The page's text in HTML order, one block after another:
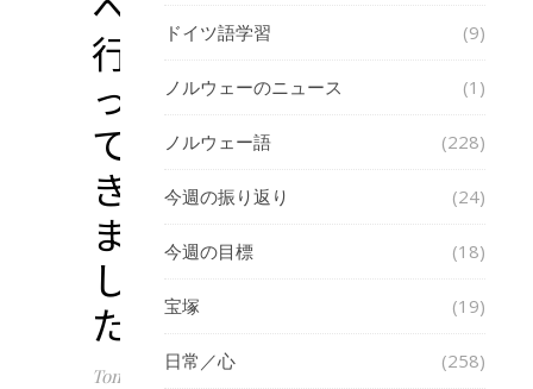
行
っ
て
き
ま
し
た
Tomoko
ドイツ語学習 (9)
ノルウェーのニュース (1)
ノルウェー語 (228)
今週の振り返り (24)
今週の目標 (18)
宝塚 (19)
日常／心 (258)